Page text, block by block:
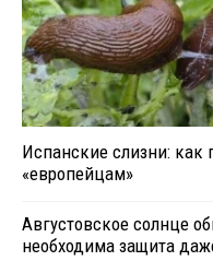
Испанские слизни: как
«европейцам»
Августовское солнце
необходима защита